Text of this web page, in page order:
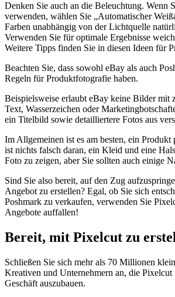
Denken Sie auch an die Beleuchtung. Wenn
verwenden, wählen Sie „Automatischer
Farben unabhängig von der Lichtquelle
Verwenden Sie für optimale Ergebnisse
Weitere Tipps finden Sie in diesen Ideen für
Beachten Sie, dass sowohl eBay als auch
Regeln für Produktfotografie haben.
Beispielsweise erlaubt eBay keine Bilder mit
Text, Wasserzeichen oder
ein Titelbild sowie detailliertere Fotos aus
Im Allgemeinen ist es am besten, ein
ist nichts falsch daran, ein Kleid und eine
Foto zu zeigen, aber Sie sollten auch einige
Sind Sie also bereit, auf den Zug
Angebot zu erstellen? Egal, ob Sie sich
Poshmark zu verkaufen, verwenden Sie
Angebote auffallen!
Bereit, mit Pixelcut zu
Schließen Sie sich mehr als 70 Millionen
Kreativen und Unternehmern an, die Pixelcut
Geschäft auszubauen.